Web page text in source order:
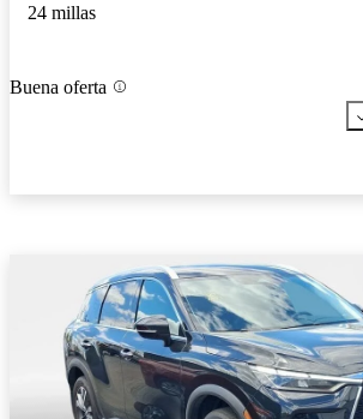
24 millas
Buena oferta